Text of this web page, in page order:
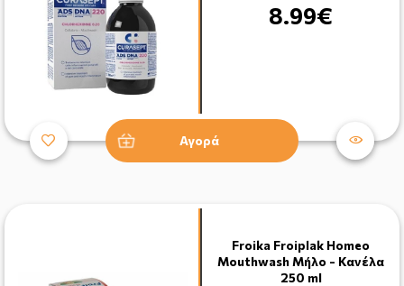
8.99€
Αγορά
Froika Froiplak Homeo
Mouthwash Μήλο - Κανέλα
250 ml